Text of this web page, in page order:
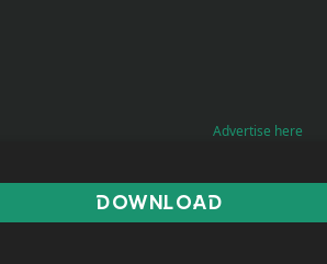
Advertise here
DOWNLOAD